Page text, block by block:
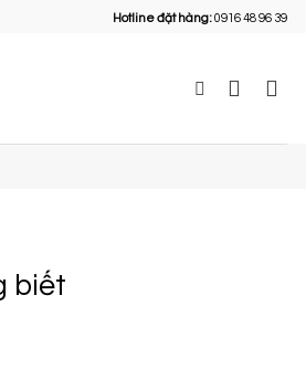
Hotline đặt hàng:0916 48 96 39
biết